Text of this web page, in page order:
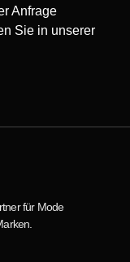
Anfrage
Sie in unserer
für Mode